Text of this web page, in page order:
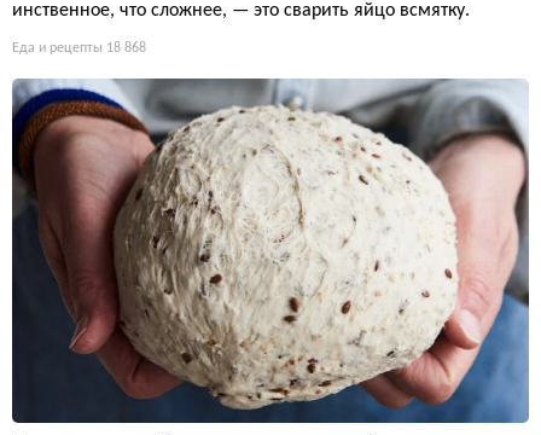
инственное, что сложнее, — это сварить яйцо всмятку.
Еда и рецепты 18 868